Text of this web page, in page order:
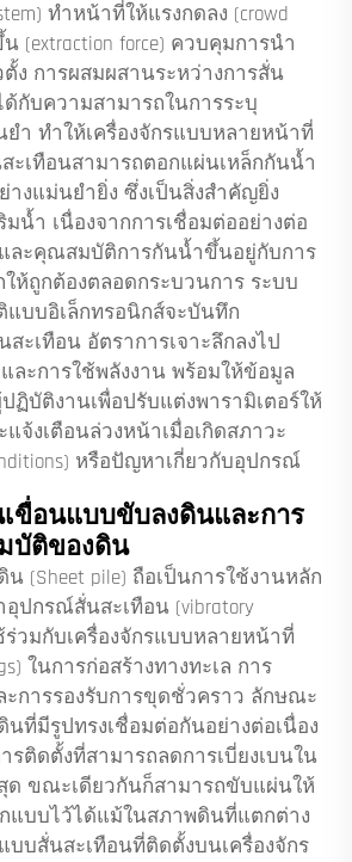
ทำหน้าที่ให้แรงกดลง (crowd
(extraction force) ควบคุมการนำ
ง การผสมผสานระหว่างการสั่น
กับความสามารถในการระบุ
ำ ทำให้เครื่องจักรแบบหลายหน้าที่
เทือนสามารถตอกแผ่นเหล็กกันน้ำ
างแม่นยำยิ่ง ซึ่งเป็นสิ่งสำคัญยิ่ง
มน้ำ เนื่องจากการเชื่อมต่ออย่างต่อ
และคุณสมบัติการกันน้ำขึ้นอยู่กับการ
ห้ถูกต้องตลอดกระบวนการ ระบบ
บบอิเล็กทรอนิกส์จะบันทึก
สะเทือน อัตราการเจาะลึกลงไป
และการใช้พลังงาน พร้อมให้ข้อมูล
ฏิบัติงานเพื่อปรับแต่งพารามิเตอร์ให้
จ้งเตือนล่วงหน้าเมื่อเกิดสภาวะ
หรือปัญหาเกี่ยวกับอุปกรณ์
ขื่อนแบบขับลงดินและการ
บัติของดิน
(Sheet pile) ถือเป็นการใช้งานหลัก
ปกรณ์สั่นสะเทือน (vibratory
ร่วมกับเครื่องจักรแบบหลายหน้าที่
ในการก่อสร้างทางทะเล การ
การรองรับการขุดชั่วคราว ลักษณะ
ที่มีรูปทรงเชื่อมต่อกันอย่างต่อเนื่อง
รติดตั้งที่สามารถลดการเบี่ยงเบนใน
ด ขณะเดียวกันก็สามารถขับแผ่นให้
แบบไว้ได้แม้ในสภาพดินที่แตกต่าง
บสั่นสะเทือนที่ติดตั้งบนเครื่องจักร